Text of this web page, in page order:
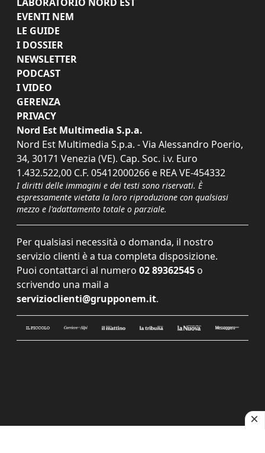
EVENTI NEM
LE GUIDE
I DOSSIER
NEWSLETTER
PODCAST
I VIDEO
GERENZA
PRIVACY
Nord Est Multimedia S.p.a.
Nord Est Multimedia S.p.a. - Via Alessandro Poerio,
34, 30171 Venezia (VE). Cap. Soc. i.v. Euro
1.432.522,00 C.F. 05412000266 e REA VE-454332
I diritti delle immagini e dei testi sono riservati. È
espressamente vietata la loro riproduzione con qualsiasi
mezzo e l'adattamento totale o parziale.
Per qualsiasi necessità o domanda, il nostro
servizio clienti è a tua completa disposizione.
Puoi contattarci al numero 02 89362545 o
scrivendo una mail a
servizioclienti@grupponem.it.